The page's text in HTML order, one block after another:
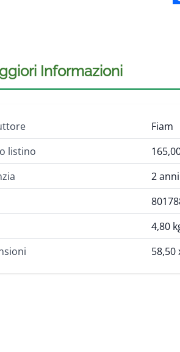
Informazioni
Fiam
listino
2 anni
4,80
58,50